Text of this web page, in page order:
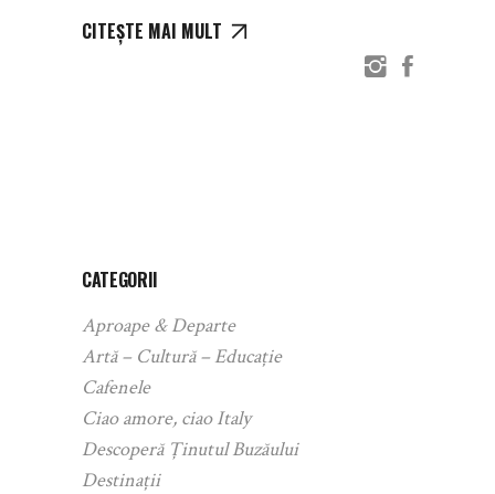
CITEȘTE MAI MULT
CATEGORII
Aproape & Departe
Artă – Cultură – Educație
Cafenele
Ciao amore, ciao Italy
Descoperă Ținutul Buzăului
Destinații